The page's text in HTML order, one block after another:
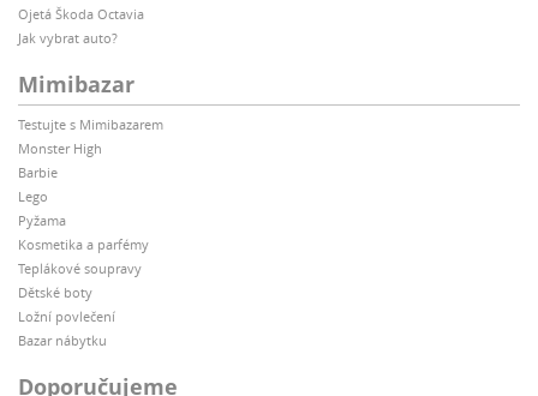
Ojetá Škoda Octavia
Jak vybrat auto?
Mimibazar
Testujte s Mimibazarem
Monster High
Barbie
Lego
Pyžama
Kosmetika a parfémy
Teplákové soupravy
Dětské boty
Ložní povlečení
Bazar nábytku
Doporučujeme